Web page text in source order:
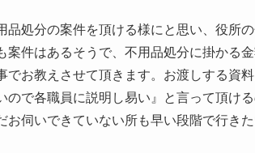
処分の案件を頂ける様にと思い、役所
件はあるそうで、不用品処分に掛かる
お教えさせて頂きます。お渡しする資
で各職員に説明し易い』と言って頂け
伺いできていない所も早い段階で行きた